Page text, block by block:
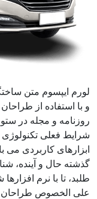
لورم ایپسوم متن
و با استفاده از
روزنامه و مجله در
شرایط فعلی تکنولوژی
ابزارهای کاربردی
گذشته حال و آینده،
طلبد، تا با نرم
علی الخصوص طراحان